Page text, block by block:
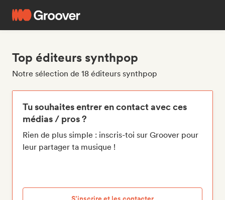
Top éditeurs synthpop
Notre sélection de 18 éditeurs synthpop
Tu souhaites entrer en contact avec ces
médias / pros ?
Rien de plus simple : inscris-toi sur Groover pour
leur partager ta musique !
S’inscrire et les contacter